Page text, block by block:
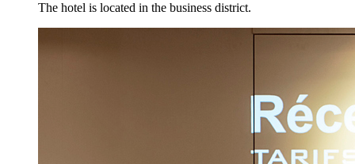
The hotel is located in the business district.